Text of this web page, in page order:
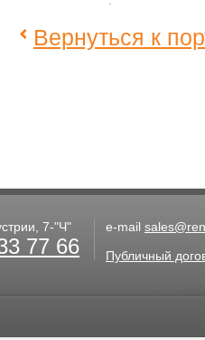
Вернуться к
7-"Ч"
77 66
e-mail
Публичный